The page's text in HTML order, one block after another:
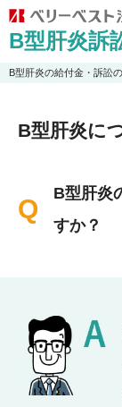
B型肝炎の給付金・訴訟
B型肝炎訴
B型肝炎に
B型肝炎
すか？